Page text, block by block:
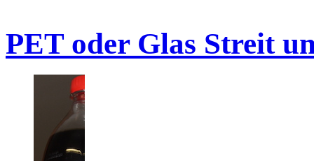
PET oder Glas Streit